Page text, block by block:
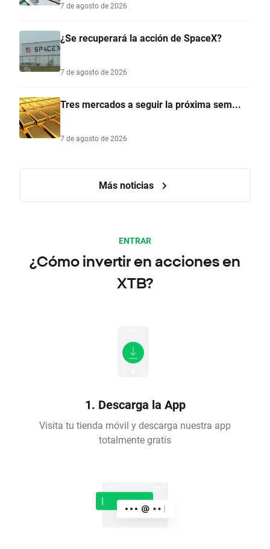
7 de agosto de 2026
¿Se recuperará la acción de SpaceX?
7 de agosto de 2026
Tres mercados a seguir la próxima sem...
7 de agosto de 2026
Más noticias
ENTRAR
¿Cómo invertir en acciones en
XTB?
1. Descarga la App
Visita tu tienda móvil y descarga nuestra app
totalmente gratis